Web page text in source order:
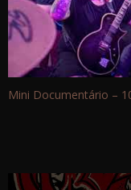
Mini Documentário –